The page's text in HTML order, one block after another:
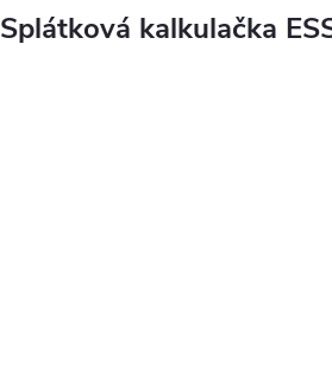
Splátková kalkulačka